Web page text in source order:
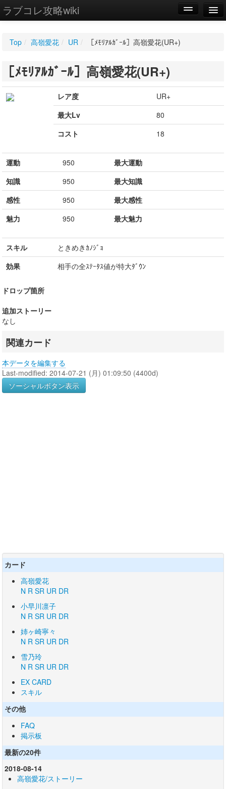
ラブコレ攻略wiki
WIKI
設定
Top / 高嶺愛花 / UR / ［ﾒﾓﾘｱﾙｶﾞｰﾙ］高嶺愛花(UR+)
［ﾒﾓﾘｱﾙｶﾞｰﾙ］高嶺愛花(UR+)
レア度
UR+
最大Lv
80
コスト
18
運動 950
最大運動
知識
950
最大知識
感性
950
最大感性
魅力
950 最大魅力
スキル
ときめきｶﾉｼﾞｮ
効果
相手の全ｽﾃｰﾀｽ値が特大ﾀﾞｳﾝ
ドロップ箇所
追加ストーリー
なし
関連カード
本データを編集する
Last-modified: 2014-07-21 (月) 01:09:50 (4400d)
ソーシャルボタン表示
カード
高嶺愛花
N R SR UR DR
小早川凛子
N R SR UR DR
姉ヶ崎寧々
N R SR UR DR
雪乃玲
N R SR UR DR
EX CARD
スキル
その他
FAQ
掲示板
最新の20件
2018-08-14
高嶺愛花/ストーリー